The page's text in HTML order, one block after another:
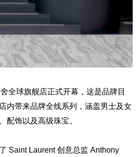
全球旗舰店正式开幕，这是品牌目
内带来品牌全线系列，涵盖男士及女
配饰以及高级珠宝。
Saint Laurent 创意总监 Anthony